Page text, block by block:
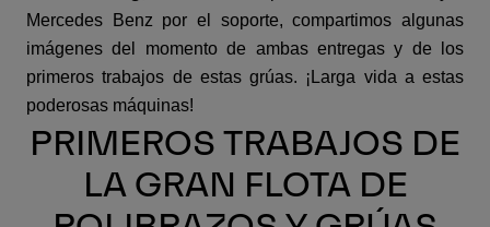
Mercedes Benz por el soporte, compartimos algunas
imágenes del momento de ambas entregas y de los
primeros trabajos de estas grúas. ¡Larga vida a estas
poderosas máquinas!
PRIMEROS TRABAJOS DE
LA GRAN FLOTA DE